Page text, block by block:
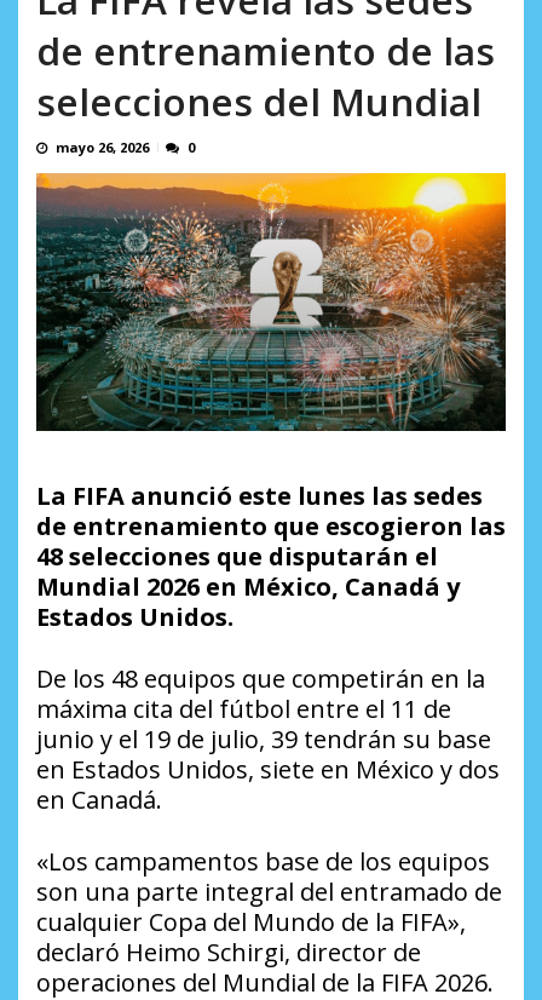
de entrenamiento de las
selecciones del Mundial
mayo 26, 2026 0
La FIFA anunció este lunes las sedes
de entrenamiento que escogieron las
48 selecciones que disputarán el
Mundial 2026 en México, Canadá y
Estados Unidos.
De los 48 equipos que competirán en la
máxima cita del fútbol entre el 11 de
junio y el 19 de julio, 39 tendrán su base
en Estados Unidos, siete en México y dos
en Canadá.
«Los campamentos base de los equipos
son una parte integral del entramado de
cualquier Copa del Mundo de la FIFA»,
declaró Heimo Schirgi, director de
operaciones del Mundial de la FIFA 2026.